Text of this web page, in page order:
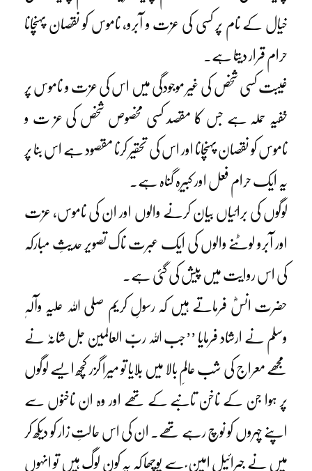
خیال کے نام پر کسی کی عزت و آبرو، ناموس کو نقصان پہنچانا
حرام قرار دیتا ہے۔
غیبت کسی شخص کی غیر موجودگی میں اس کی عزت و ناموس پر
خفیہ حملہ ہے جس کا مقصد کسی مخصوص شخص کی عز ت و
ناموس کو نقصان پہنچانا اور اس کی تحقیر کرنا مقصود ہے اس بنا پر
یہ ایک حرام فعل اور کبیرہ گناہ ہے۔
لوگوں کی برائیاں بیان کرنے والوں اور ان کی ناموس، عزت
اور آبرو لوٹنے والوں کی ایک عبرت ناک تصویر حدیثِ مبارکہ
کی اس روایت میں پیش کی گئی ہے۔
حضرت انسؓ فرماتے ہیں کہ رسولِ کریم صلی اللہ علیہ وآلہٖ
وسلم نے ارشاد فرمایا ’’جب اللہ ربّ العالمین جل شانہٗ نے
مجھے معراج کی شب عالمِ بالا میں بلایا تو میرا گزر کچھ ایسے لوگوں
پر ہوا جن کے ناخن تانبے کے تھے اور وہ ان ناخنوں سے
اپنے چہروں کو نوچ رہے تھے۔ ان کی اس حالتِ زار کو دیکھ کر
میں نے جبرائیل امین ؑ سے پوچھا کہ یہ کون لوگ ہیں تو انہوں